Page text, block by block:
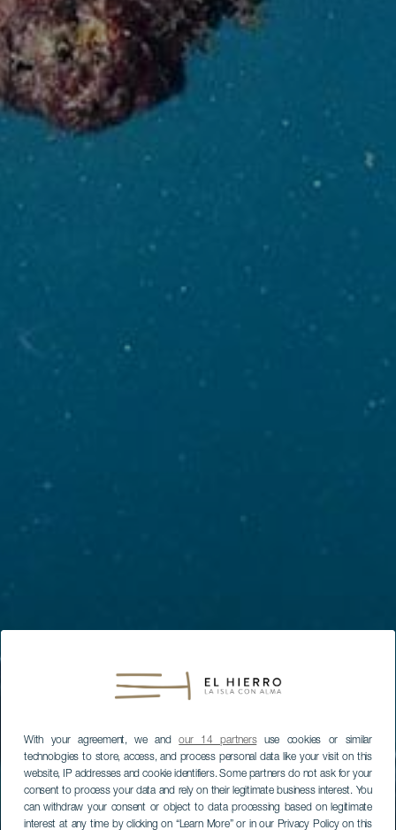
With your agreement, we andour 14 partnersuse cookies or similar
technologies to store, access, and process personal data like your visit on this
website, IP addresses and cookie identifiers. Some partners do not ask for your
consent to process your data and rely on their legitimate business interest. You
can withdraw your consent or object to data processing based on legitimate
interest at any time by clicking on “Learn More” or in our Privacy Policy on this